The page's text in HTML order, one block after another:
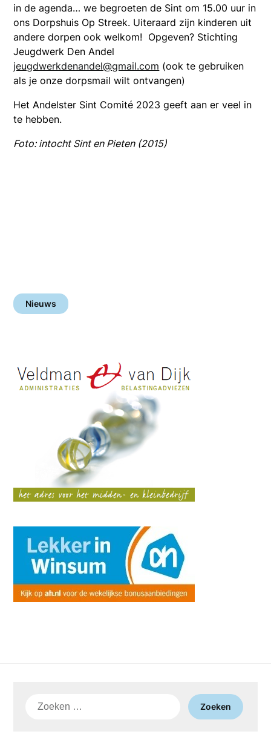
in de agenda… we begroeten de Sint om 15.00 uur in
ons Dorpshuis Op Streek. Uiteraard zijn kinderen uit
andere dorpen ook welkom! Opgeven? Stichting
Jeugdwerk Den Andel
jeugdwerkdenandel@gmail.com (ook te gebruiken
als je onze dorpsmail wilt ontvangen)
Het Andelster Sint Comité 2023 geeft aan er veel in
te hebben.
Foto: intocht Sint en Pieten (2015)
Nieuws
Zoeken